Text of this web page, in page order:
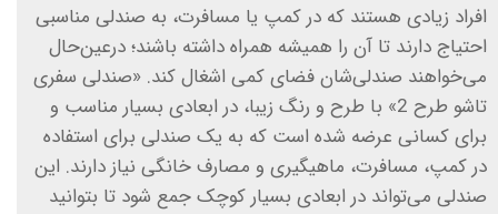
افراد زیادی هستند که در کمپ یا مسافرت، به صندلی مناسبی
احتیاج دارند تا آن را همیشه همراه داشته باشند؛ درعین‌حال
می‌خواهند صندلی‌شان فضای کمی اشغال کند. «صندلی سفری
تاشو طرح 2» با طرح و رنگ زیبا، در ابعادی بسیار مناسب و
برای کسانی عرضه شده است که به یک صندلی برای استفاده
در کمپ، مسافرت، ماهیگیری و مصارف خانگی نیاز دارند. این
صندلی می‌تواند در ابعادی بسیار کوچک جمع شود تا بتوانید